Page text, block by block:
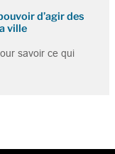
d’agir des
ville
savoir ce qui